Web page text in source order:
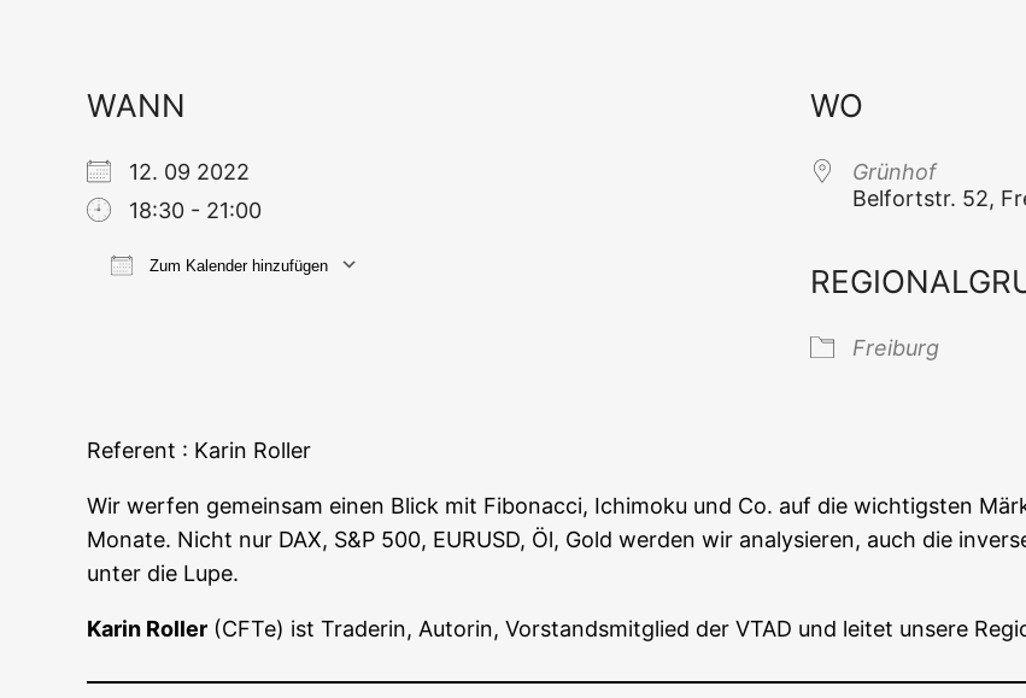
WANN
12. 09 2022
18:30 - 21:00
Zum Kalender hinzufügen
WO
Grün­hof
Bel­fort­str. 52,
Frei­burg
Refe­rent : Karin Roller
Wir wer­fen gemein­sam einen Blick mit Fibo­nac­ci, Ichi­mo­ku und Co. auf die wich­tigs­ten
Mona­te. Nicht nur DAX, S&P 500, EURUSD, Öl, Gold wer­den wir ana­ly­sie­ren, auch die
unter die Lupe.
Karin Rol­ler (CFTe) ist Trade­rin, Autorin, Vor­stands­mit­glied der VTAD und lei­tet unse­re